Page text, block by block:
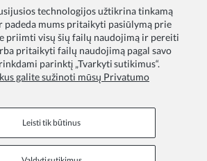
technologijos užtikrina tinkamą
padeda mums pritaikyti pasiūlymą prie
priimti visų šių failų naudojimą ir pereiti
pritaikyti failų naudojimą pagal savo
parinktį „Tvarkyti sutikimus“.
galite sužinoti mūsų Privatumo
Leisti tik būtinus